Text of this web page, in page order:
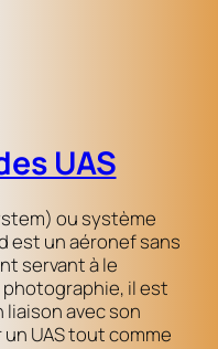
UAS
ou système
est un aéronef sans
servant à le
il est
avec son
UAS tout comme